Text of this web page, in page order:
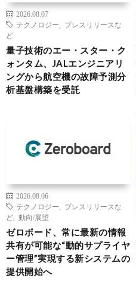
2026.08.07
テクノロジー
プレスリリースな
ど
量子技術のエー・スター・ク
ォンタム、JALエンジニアリ
ングから航空機の故障予測分
析基盤構築を受託
2026.08.06
テクノロジー
プレスリリースな
ど
動向/展望
ゼロボード、常に最新の情報
共有が可能な“動的サプライヤ
ー管理”実現する新システムの
提供開始へ